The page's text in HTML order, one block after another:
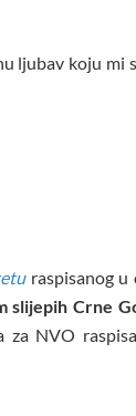
ljubav koju mi
raspisanog u
slijepih Crne
NVO